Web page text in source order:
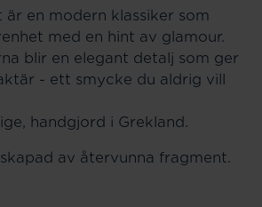
är en modern klassiker som
med en hint av glamour.
blir en elegant detalj som ger
- ett smycke du aldrig vill
handgjord i Grekland.
av återvunna fragment.